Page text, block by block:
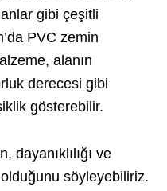
gibi çeşitli
PVC zemin
alanın
derecesi gibi
gösterebilir.
dayanıklılığı ve
söyleyebiliriz.